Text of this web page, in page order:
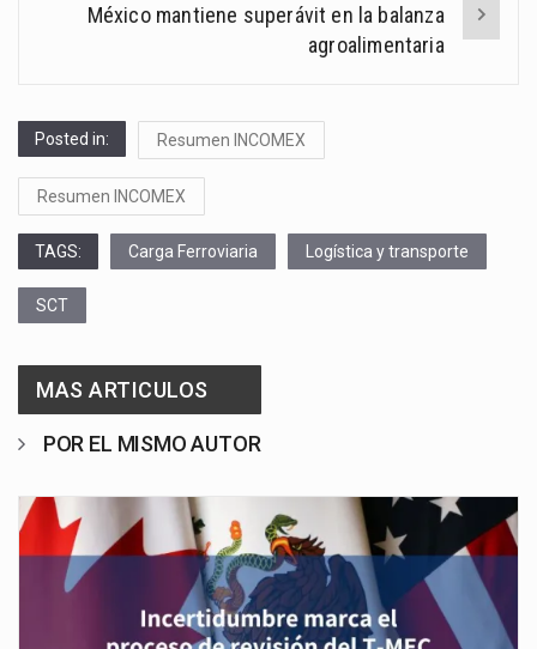
México mantiene superávit en la balanza
agroalimentaria
Posted in: Resumen INCOMEX
Resumen INCOMEX
TAGS: Carga Ferroviaria Logística y transporte
SCT
MAS ARTICULOS
POR EL MISMO AUTOR